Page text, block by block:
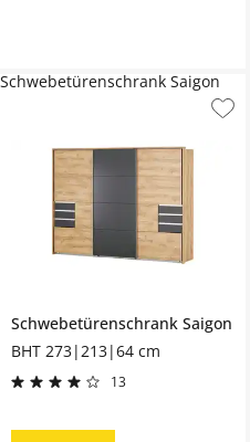
Schwebetürenschrank Saigon
BHT 273|213|64 cm
13
Schwebetürenschrank Saigon